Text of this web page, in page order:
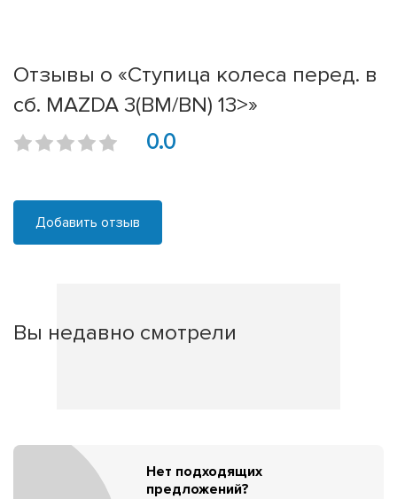
Отзывы о «Ступица колеса перед. в
сб. MAZDA 3(BM/BN) 13>»
0.0
Добавить отзыв
Вы недавно смотрели
Нет подходящих
предложений?